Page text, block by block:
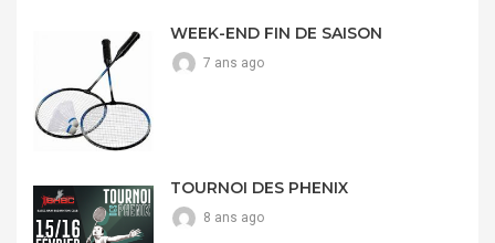
WEEK-END FIN DE SAISON
7 ans ago
TOURNOI DES PHENIX
8 ans ago